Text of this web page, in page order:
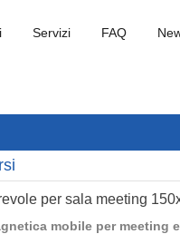
Servizi FAQ
per sala meeting
mobile per meeting